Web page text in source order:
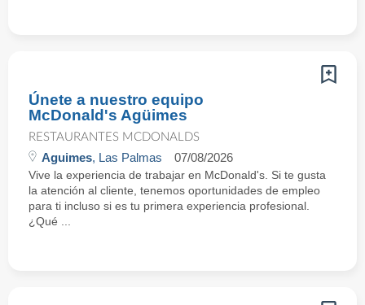
Únete a nuestro equipo
McDonald's Agüimes
RESTAURANTES MCDONALDS
Aguimes, Las Palmas 07/08/2026
Vive la experiencia de trabajar en McDonald's. Si te gusta
la atención al cliente, tenemos oportunidades de empleo
para ti incluso si es tu primera experiencia profesional.
¿Qué ...